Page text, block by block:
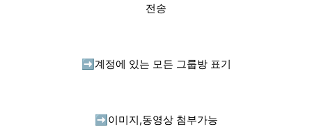
전송
➡️ 계정에 있는 모든 그룹방 표기
➡️ 이미지,동영상 첨부가능